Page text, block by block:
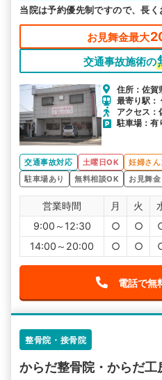
当院は予約優先制ですので、長く
お見舞金最大
交通事故施術の
住所：佐
最寄り駅：
アクセス：
駐車場：有
交通事故対応 土曜日OK 妊婦さ
駐車場あり
無料相談OK お見舞金
営業時間 月 火
9:00～12:30
○ ○
14:00～20:00
○ ○
電話で無
整骨院・接骨院
からだ整骨院・からだ工